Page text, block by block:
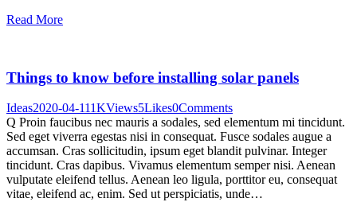
Read More
Things to know before installing solar panels
Ideas2020-04-111KViews5Likes0Comments
Q Proin faucibus nec mauris a sodales, sed elementum mi tincidunt.
Sed eget viverra egestas nisi in consequat. Fusce sodales augue a
accumsan. Cras sollicitudin, ipsum eget blandit pulvinar. Integer
tincidunt. Cras dapibus. Vivamus elementum semper nisi. Aenean
vulputate eleifend tellus. Aenean leo ligula, porttitor eu, consequat
vitae, eleifend ac, enim. Sed ut perspiciatis, unde…